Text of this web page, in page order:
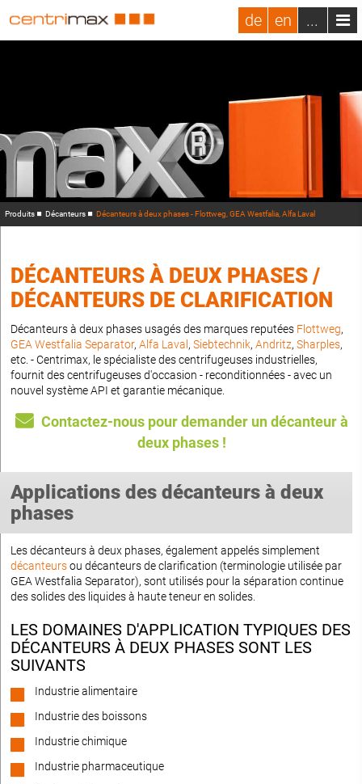
de en ...
Produits Décanteurs Décanteurs à deux phases - Flottweg, GEA Westfalia, Alfa Laval
DÉCANTEURS À DEUX PHASES /
DÉCANTEURS DE CLARIFICATION
Décanteurs à deux phases usagés des marques reputées Flottweg,
GEA Westfalia Separator, Alfa Laval , Siebtechnik, Andritz, Sharples,
etc. - Centrimax, le spécialiste des centrifugeuses industrielles,
fournit des centrifugeuses d'occasion - reconditionnées - avec un
nouvel système API et garantie mécanique.
Contactez-nous pour demander un décanteur à
deux phases !
Applications des décanteurs à deux
phases
Les décanteurs à deux phases, également appelés simplement
décanteursou décanteurs de clarification (terminologie utilisée par
GEA Westfalia Separator), sont utilisés pour la séparation continue
des solides des liquides à haute teneur en solides.
LES DOMAINES D'APPLICATION TYPIQUES DES
DÉCANTEURS À DEUX PHASES SONT LES
SUIVANTS
Industrie alimentaire
Industrie des boissons
Industrie chimique
Industrie pharmaceutique